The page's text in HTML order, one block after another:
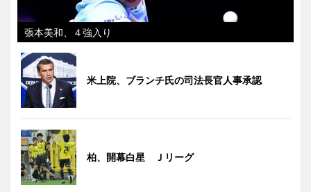
張本美和、４強入り
米上院、ブランチ氏の司法長官人事承認
柏、開幕白星 Ｊリーグ